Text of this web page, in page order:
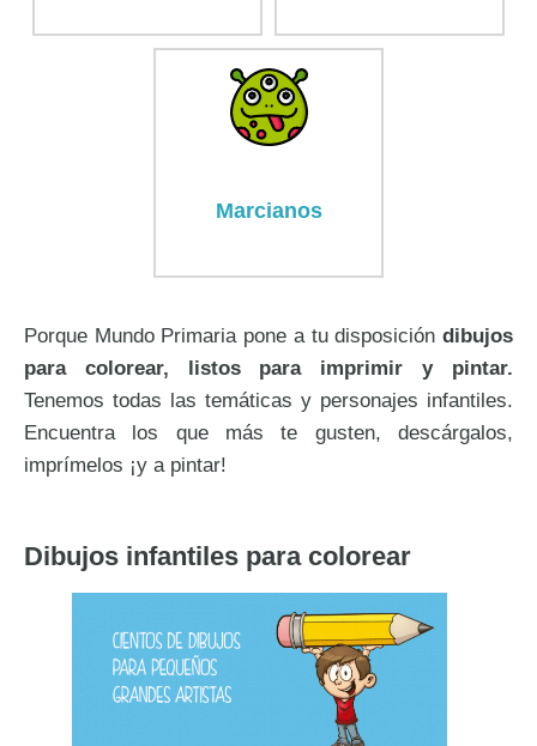
Marcianos
Porque Mundo Primaria pone a tu disposición dibujos
para colorear, listos para imprimir y pintar.
Tenemos todas las temáticas y personajes infantiles.
Encuentra los que más te gusten, descárgalos,
imprímelos ¡y a pintar!
Dibujos infantiles para colorear